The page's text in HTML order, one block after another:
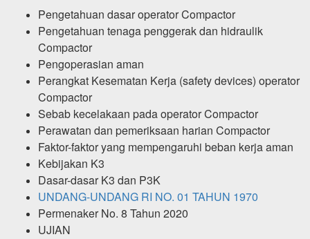
Pengetahuan dasar operator Compactor
Pengetahuan tenaga penggerak dan hidraulik
Compactor
Pengoperasian aman
Perangkat Kesematan Kerja (safety devices) operator
Compactor
Sebab kecelakaan pada operator Compactor
Perawatan dan pemeriksaan harian Compactor
Faktor-faktor yang mempengaruhi beban kerja aman
Kebijakan K3
Dasar-dasar K3 dan P3K
UNDANG-UNDANG RI NO. 01 TAHUN 1970
Permenaker No. 8 Tahun 2020
UJIAN